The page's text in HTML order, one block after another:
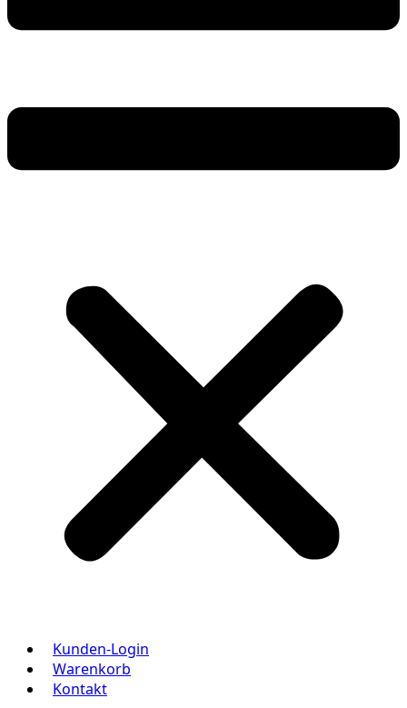
Kunden-Login
Warenkorb
Kontakt